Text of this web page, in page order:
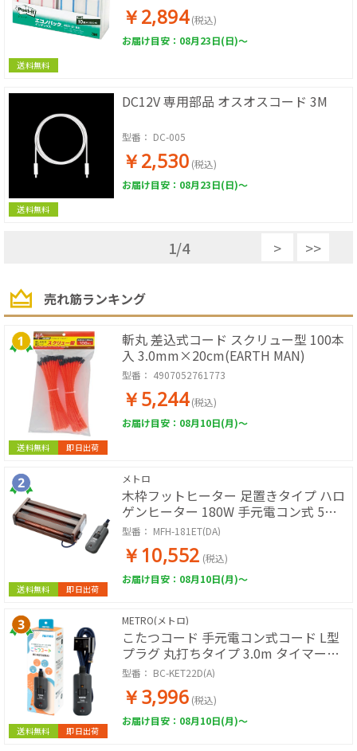
送料無料
￥2,894 (税込)
お届け目安：08月23日(日)～
送料無料
DC12V 専用部品 オスオスコード 3M
型番： DC-005
￥2,530 (税込)
お届け目安：08月23日(日)～
1/4 > >>
売れ筋ランキング
送料無料 即日出荷
斬丸 差込式コード スクリュー型 100本
入 3.0mm×20cm(EARTH MAN)
型番： 4907052761773
￥5,244 (税込)
お届け目安：08月10日(月)～
送料無料 即日出荷
メトロ
木枠フットヒーター 足置きタイプ ハロ
ゲンヒーター 180W 手元電コン式 5時
間OFFタイマー付き クリーンポケット
搭載 木枠ダークブラウン
型番： MFH-181ET(DA)
￥10,552 (税込)
お届け目安：08月10日(月)～
送料無料 即日出荷
METRO(メトロ)
こたつコード 手元電コン式コード L型
プラグ 丸打ちタイプ 3.0m タイマー付
き
型番： BC-KET22D(A)
￥3,996 (税込)
お届け目安：08月10日(月)～